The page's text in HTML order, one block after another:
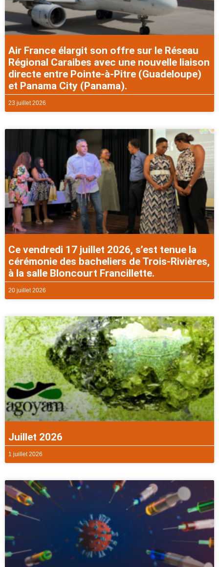
Air France élargit son offre sur le Réseau
Régional Caraibes avec une nouvelle liaison
directe entre Pointe-à-Pitre (Guadeloupe)
et Panama City (Panama).
23 juillet 2026
Ce vendredi 17 juillet 2026, s’est tenue la
cérémonie des bacheliers de Trois-Rivières,
à la salle Bloncourt Francillette.
20 juillet 2026
Juillet 2026
1 juillet 2026